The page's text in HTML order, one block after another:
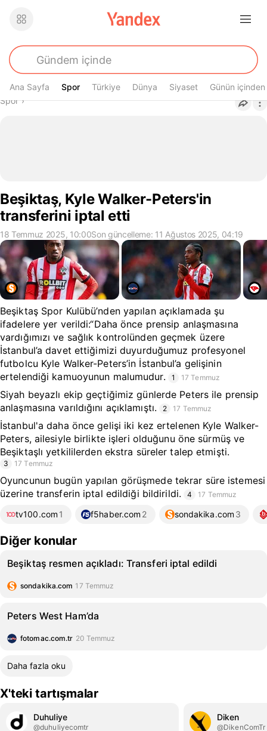
Ana Sayfa Spor
Spor Türkiye Dünya Siyaset Günün içinden
Buradasın
Spor›
Beşiktaş, Kyle Walker-Peters'in
transferini iptal etti
18 Temmuz 2025, 10:00Son güncelleme: 11 Ağustos 2025, 04:19
Beşiktaş Spor Kulübü’nden yapılan açıklamada şu
ifadelere yer verildi:“Daha önce prensip anlaşmasına
vardığımızı ve sağlık kontrolünden geçmek üzere
İstanbul’a davet ettiğimizi duyurduğumuz profesyonel
futbolcu Kyle Walker-Peters’in İstanbul’a gelişinin
ertelendiği kamuoyunun malumudur.
1 17 Temmuz
Siyah beyazlı ekip geçtiğimiz günlerde Peters ile prensip
anlaşmasına varıldığını açıklamıştı.
2 17 Temmuz
İstanbul'a daha önce gelişi iki kez ertelenen Kyle Walker-
Peters, ailesiyle birlikte işleri olduğunu öne sürmüş ve
Beşiktaşlı yetkililerden ekstra süreler talep etmişti.
3 17 Temmuz
Oyuncunun bugün yapılan görüşmede tekrar süre istemesi
üzerine transferin iptal edildiği bildirildi.
4 17 Temmuz
tv100.com 1 f5haber.com 2 sondakika.com 3
Diğer konular
Beşiktaş resmen açıkladı: Transferi iptal edildi
sondakika.com 17 Temmuz
Peters West Ham’da
fotomac.com.tr 20 Temmuz
Daha fazla oku
X'teki tartışmalar
Duhuliye
@duhuliyecomtr
Diken
@DikenComTr